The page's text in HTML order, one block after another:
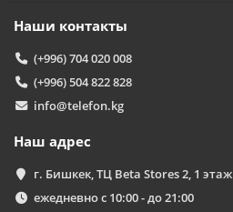
Наши контакты
(+996) 704 020 008
(+996) 504 822 828
info@telefon.kg
Наш адрес
г. Бишкек, ТЦ Beta Stores 2, 1 этаж
ежедневно с 10:00 - до 21:00